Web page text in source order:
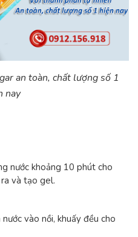
an toàn, chất lượng số 1
nay
nước khoảng 10 phút cho
và tạo gel.
vào nồi, khuấy đều cho